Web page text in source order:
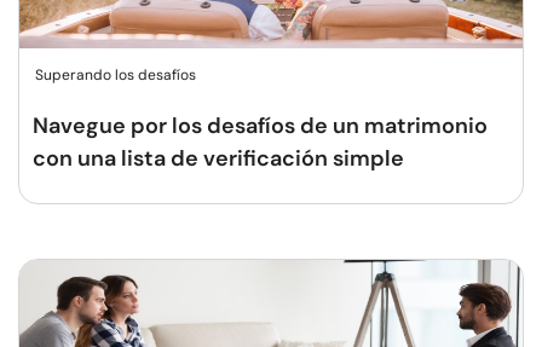
Superando los desafíos
Navegue por los desafíos de un matrimonio
con una lista de verificación simple